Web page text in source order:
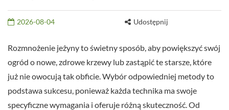
2026-08-04 Udostępnij
Rozmnożenie jeżyny to świetny sposób, aby powiększyć swój
ogród o nowe, zdrowe krzewy lub zastąpić te starsze, które
już nie owocują tak obficie. Wybór odpowiedniej metody to
podstawa sukcesu, ponieważ każda technika ma swoje
specyficzne wymagania i oferuje różną skuteczność. Od